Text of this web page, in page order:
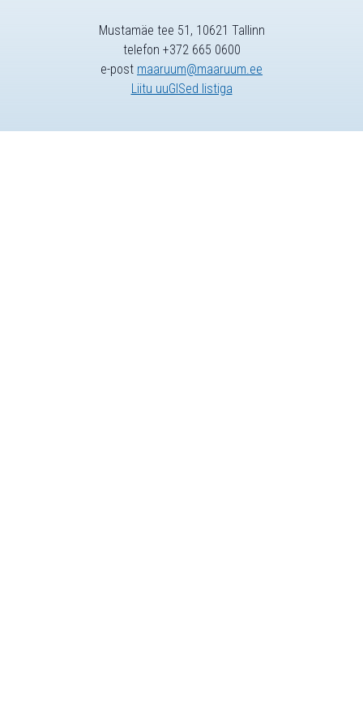
Mustamäe tee 51, 10621 Tallinn
telefon +372 665 0600
e-post maaruum@maaruum.ee
Liitu uuGISed listiga